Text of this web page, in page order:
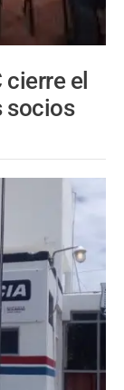
cierre el
socios